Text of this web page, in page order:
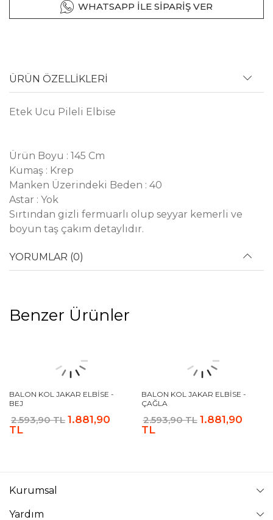
WHATSAPP İLE SİPARİŞ VER
ÜRÜN ÖZELLİKLERİ
Etek Ucu Pileli Elbise
Ürün Boyu : 145 Cm
Kumaş : Krep
Manken Üzerindeki Beden : 40
Astar : Yok
Sırtından gizli fermuarlı olup seyyar kemerli ve
boyun taş çakım detaylıdır.
YORUMLAR (0)
Benzer Ürünler
BALON KOL JAKAR ELBISE -
ÇAĞLA
2.593,90 TL 1.881,90
TL